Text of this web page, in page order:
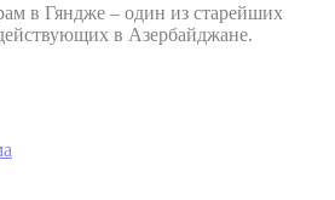
в Гяндже – один из старейших
в Азербайджане.